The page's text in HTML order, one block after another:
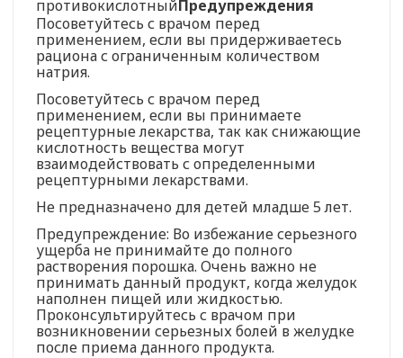
противокислотныйПредупреждения
Посоветуйтесь с врачом перед
применением, если вы придерживаетесь
рациона с ограниченным количеством
натрия.
Посоветуйтесь с врачом перед
применением, если вы принимаете
рецептурные лекарства, так как снижающие
кислотность вещества могут
взаимодействовать с определенными
рецептурными лекарствами.
Не предназначено для детей младше 5 лет.
Предупреждение: Во избежание серьезного
ущерба не принимайте до полного
растворения порошка. Очень важно не
принимать данный продукт, когда желудок
наполнен пищей или жидкостью.
Проконсультируйтесь с врачом при
возникновении серьезных болей в желудке
после приема данного продукта.